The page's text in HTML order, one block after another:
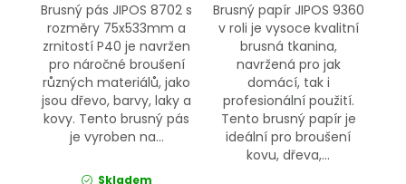
Brusný pás JIPOS 8702 s
rozměry 75x533mm a
zrnitostí P40 je navržen
pro náročné broušení
různých materiálů, jako
jsou dřevo, barvy, laky a
kovy. Tento brusný pás
je vyroben na...
Skladem
Brusný papír JIPOS 9360
v roli je vysoce kvalitní
brusná tkanina,
navržená pro jak
domácí, tak i
profesionální použití.
Tento brusný papír je
ideální pro broušení
kovu, dřeva,...